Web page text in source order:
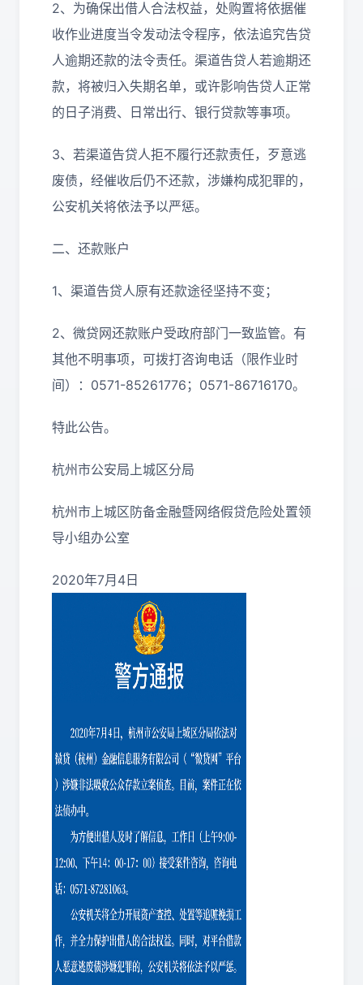
2、为确保出借人合法权益，处购置将依据催
收作业进度当令发动法令程序，依法追究告贷
人逾期还款的法令责任。渠道告贷人若逾期还
款，将被归入失期名单，或许影响告贷人正常
的日子消费、日常出行、银行贷款等事项。
3、若渠道告贷人拒不履行还款责任，歹意逃
废债，经催收后仍不还款，涉嫌构成犯罪的，
公安机关将依法予以严惩。
二、还款账户
1、渠道告贷人原有还款途径坚持不变；
2、微贷网还款账户受政府部门一致监管。有
其他不明事项，可拨打咨询电话（限作业时
间）：0571-85261776；0571-86716170。
特此公告。
杭州市公安局上城区分局
杭州市上城区防备金融暨网络假贷危险处置领
导小组办公室
2020年7月4日